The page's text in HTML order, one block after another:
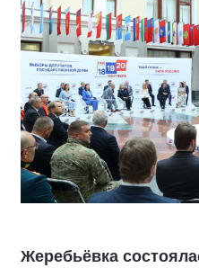
Жеребьёвка